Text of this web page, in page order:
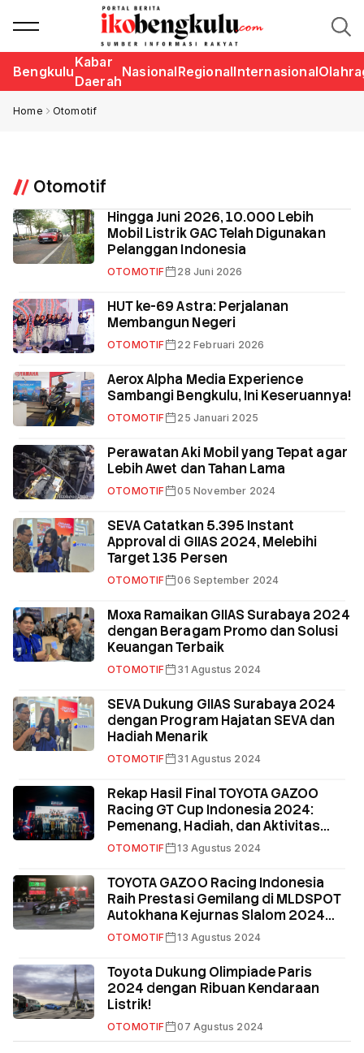
Bengkulu
Kabar
Daerah
NasionalRegionalInternasional
Home Otomotif
Otomotif
Hingga Juni 2026, 10.000 Lebih
Mobil Listrik GAC Telah Digunakan
Pelanggan Indonesia
OTOMOTIF 28 Juni 2026
HUT ke-69 Astra: Perjalanan
Membangun Negeri
OTOMOTIF 22 Februari 2026
Aerox Alpha Media Experience
Sambangi Bengkulu, Ini Keseruannya!
OTOMOTIF 25 Januari 2025
Perawatan Aki Mobil yang Tepat agar
Lebih Awet dan Tahan Lama
OTOMOTIF 05 November 2024
SEVA Catatkan 5.395 Instant
Approval di GIIAS 2024, Melebihi
Target 135 Persen
OTOMOTIF 06 September 2024
Moxa Ramaikan GIIAS Surabaya 2024
dengan Beragam Promo dan Solusi
Keuangan Terbaik
OTOMOTIF 31 Agustus 2024
SEVA Dukung GIIAS Surabaya 2024
dengan Program Hajatan SEVA dan
Hadiah Menarik
OTOMOTIF 31 Agustus 2024
Rekap Hasil Final TOYOTA GAZOO
Racing GT Cup Indonesia 2024:
Pemenang, Hadiah, dan Aktivitas
Seru di GR Garage Jakarta
OTOMOTIF 13 Agustus 2024
TOYOTA GAZOO Racing Indonesia
Raih Prestasi Gemilang di MLDSPOT
Autokhana Kejurnas Slalom 2024
Seri ke-3
OTOMOTIF 13 Agustus 2024
Toyota Dukung Olimpiade Paris
2024 dengan Ribuan Kendaraan
Listrik!
OTOMOTIF 07 Agustus 2024